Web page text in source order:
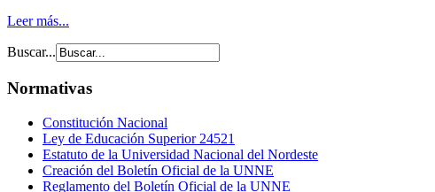
Leer más...
Buscar...
Normativas
Constitución Nacional
Ley de Educación Superior 24521
Estatuto de la Universidad Nacional del Nordeste
Creación del Boletín Oficial de la UNNE
Reglamento del Boletín Oficial de la UNNE